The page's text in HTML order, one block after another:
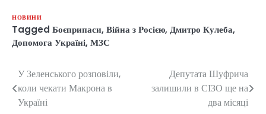
НОВИНИ
Tagged Боєприпаси, Війна з Росією, Дмитро Кулеба,
Допомога Україні, МЗС
Навігація
записів
У Зеленського розповіли,
коли чекати Макрона в
Україні
Депутата Шуфрича
залишили в СІЗО ще на
два місяці